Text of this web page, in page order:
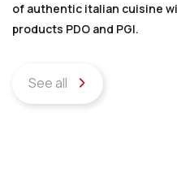
of authentic italian cuisine
products PDO and PGI.
See all